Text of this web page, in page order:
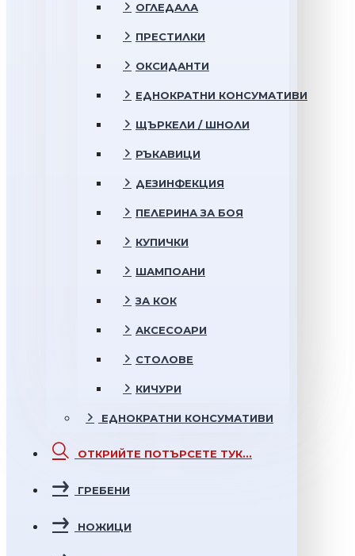
ОГЛЕДАЛА
ПРЕСТИЛКИ
ОКСИДАНТИ
ЕДНОКРАТНИ КОНСУМАТИВИ
ЩЪРКЕЛИ / ШНОЛИ
РЪКАВИЦИ
ДЕЗИНФЕКЦИЯ
ПЕЛЕРИНА ЗА БОЯ
КУПИЧКИ
ШАМПОАНИ
ЗА КОК
АКСЕСОАРИ
СТОЛОВЕ
КИЧУРИ
ЕДНОКРАТНИ КОНСУМАТИВИ
ОТКРИЙТЕ ПОТЪРСЕТЕ ТУК...
ГРЕБЕНИ
НОЖИЦИ